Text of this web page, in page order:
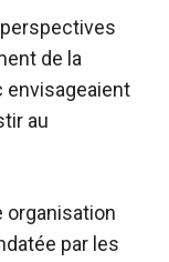
de la
envisageaient
au
organisation
par les